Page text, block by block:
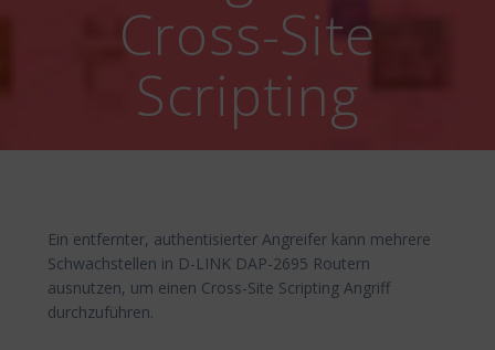
Cross-Site
Scripting
Ein entfernter, authentisierter Angreifer kann mehrere
Schwachstellen in D-LINK DAP-2695 Routern
ausnutzen, um einen Cross-Site Scripting Angriff
durchzuführen.